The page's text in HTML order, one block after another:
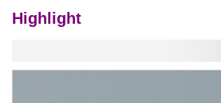
Highlight